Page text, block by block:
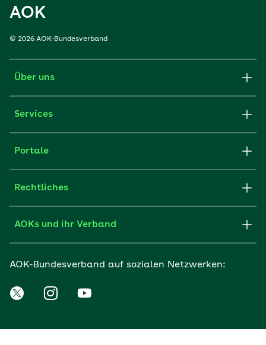
AOK
© 2026 AOK-Bundesverband
Über uns
Services
Portale
Rechtliches
AOKs und ihr Verband
AOK-Bundesverband auf sozialen Netzwerken: